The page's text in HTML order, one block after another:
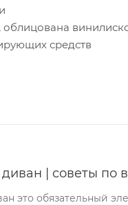
облицована
средств
| советы по
это обязательный